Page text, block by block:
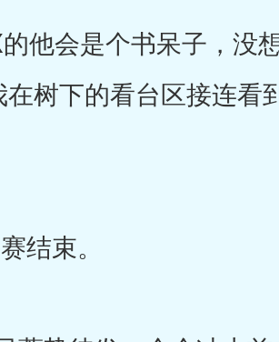
他会是个书呆子，没
树下的看台区接连看
结束。